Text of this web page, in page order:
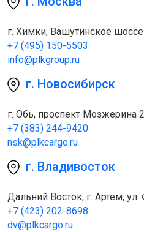
г. Химки, Вашутинское
+7 (495) 150-5503
info@plkgroup.ru
г. Новосибирск
г. Обь, проспект Мозжерина
+7 (383) 244-9420
nsk@plkcargo.ru
г. Владивосток
Дальний Восток, г. Артем,
+7 (423) 202-8698
dv@plkcargo.ru